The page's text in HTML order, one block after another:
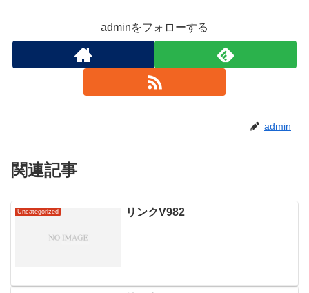
adminをフォローする
admin
関連記事
Uncategorized リンクV982